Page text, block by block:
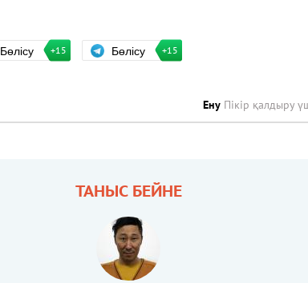
Бөлісу +15 Бөлісу +15
Ену Пікір қалдыру
ТАНЫС БЕЙНЕ